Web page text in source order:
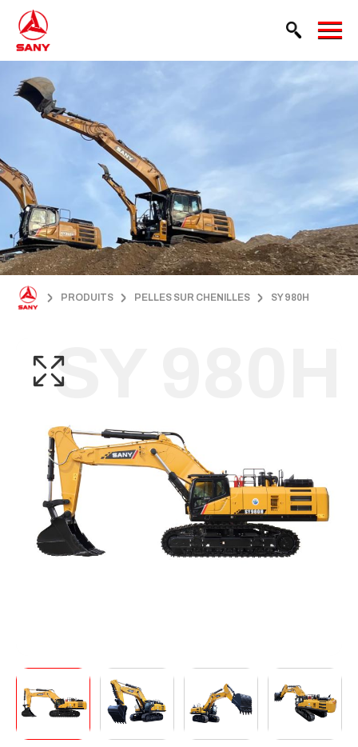
PRODUITS PELLES SUR CHENILLES SY 980H